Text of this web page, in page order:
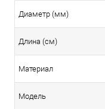
Диаметр (мм)
Длина (см)
Материал
Модель